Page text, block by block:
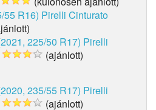
55 R16) Pirelli Cinturato
225/50 R17) Pirelli
(ajánlott)
235/55 R17) Pirelli
(ajánlott)